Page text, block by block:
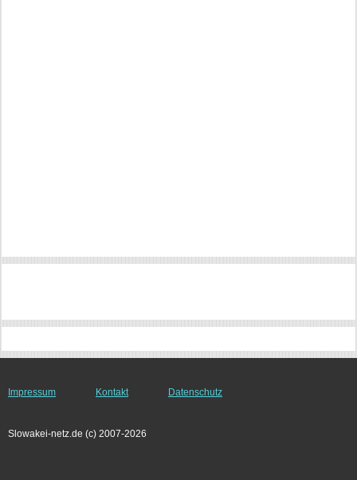
Impressum Kontakt Datenschutz
Slowakei-netz.de (c) 2007-2026